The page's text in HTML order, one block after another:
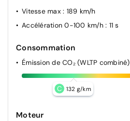
Vitesse max : 189 km/h
Accélération 0-100 km/h : 11 s
Consommation
Émission de CO₂ (WLTP combiné)
C 132 g/km
Moteur